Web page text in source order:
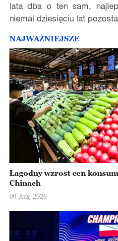
lata dba o ten sam,
niemal dziesięciu lat
NAJWAŻNIEJSZE
Łagodny wzrost cen
Chinach
09-Aug-2026